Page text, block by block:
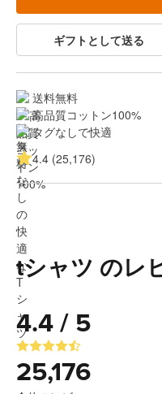
ギフトとして送る
送料無料
高品質コットン100%
タグなしで快適
4.4 (25,176)
tシャツ のレ
4.4 / 5
25,176